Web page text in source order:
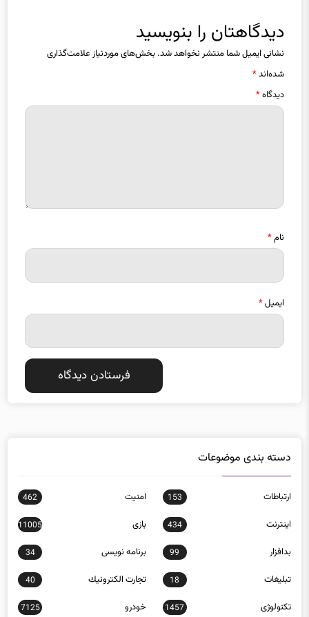
دیدگاهتان را بنویسید
نشانی ایمیل شما منتشر نخواهد شد. بخش‌های موردنیاز علامت‌گذاری
شده‌اند*
دیدگاه*
نام*
ایمیل*
دسته بندی موضوعات
ارتباطات 153 امنيت 462
اينترنت 434 بازی 11005
بدافزار 99 برنامه نويسی 34
تبلیغات 18 تجارت الكترونيك 40
تکنولوژی 1457 خودرو 7125